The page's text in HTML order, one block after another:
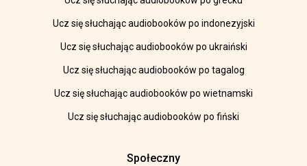
Ucz się słuchając audiobooków po indonezyjski
Ucz się słuchając audiobooków po ukraiński
Ucz się słuchając audiobooków po tagalog
Ucz się słuchając audiobooków po wietnamski
Ucz się słuchając audiobooków po fiński
Społeczny